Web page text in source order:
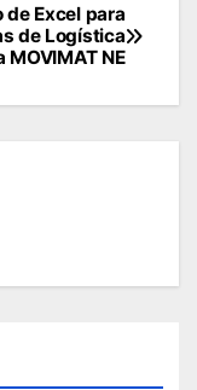
de Excel para
de Logística
MOVIMAT NE